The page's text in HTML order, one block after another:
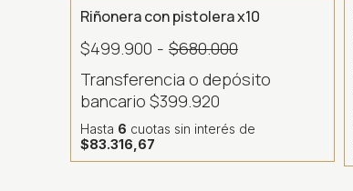
Riñonera con pistolera x10
$499.900 - $680.000
Transferencia o depósito
bancario $399.920
Hasta 6 cuotas sin interés de
$83.316,67